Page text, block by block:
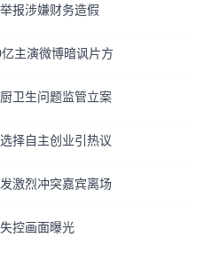
报涉嫌财务造假
主演微博暗讽片方
卫生问题监管立案
择自主创业引热议
激烈冲突嘉宾离场
控画面曝光